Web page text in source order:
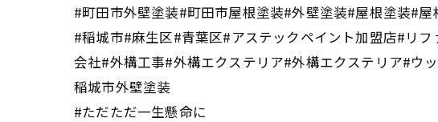
#町田市外壁塗装#町田市屋根塗装#外壁塗装#屋根塗装#
#稲城市#麻生区#青葉区#アステックペイント加盟店#リ
会社#外構工事#外構エクステリア#外構エクステリア#ウ
稲城市外壁塗装
#ただただ一生懸命に